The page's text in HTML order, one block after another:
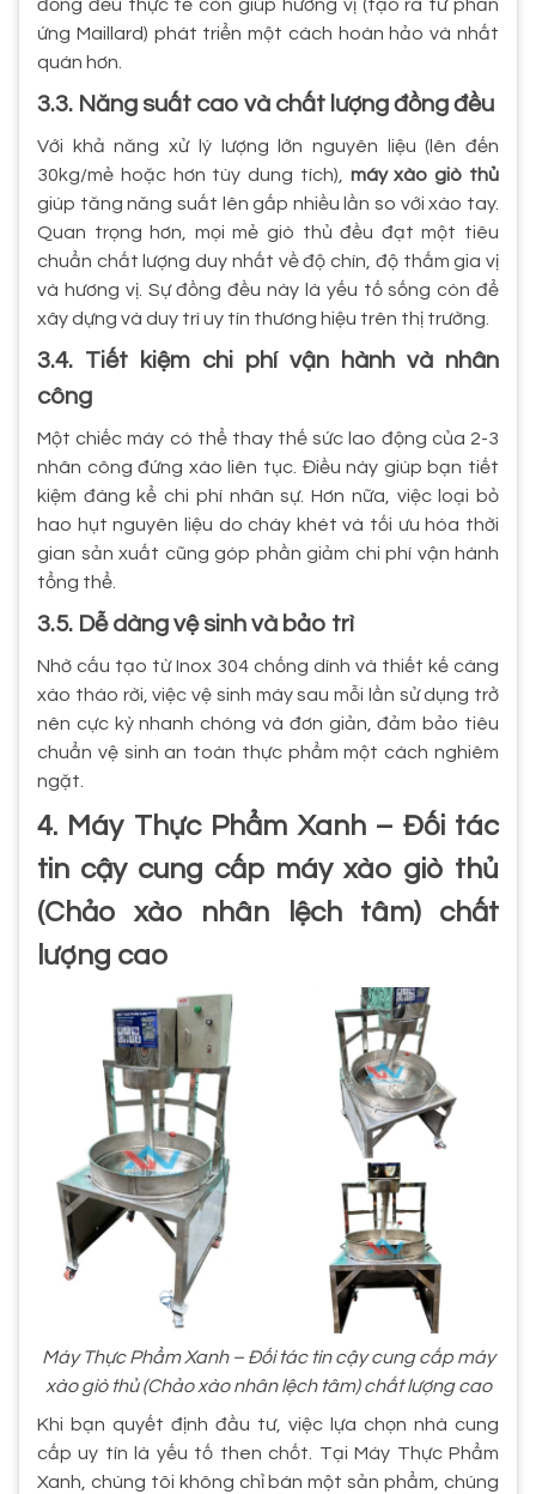
đồng đều thực tế còn giúp hương vị (tạo ra từ phản
ứng Maillard) phát triển một cách hoàn hảo và nhất
quán hơn.
3.3. Năng suất cao và chất lượng đồng đều
Với khả năng xử lý lượng lớn nguyên liệu (lên đến
30kg/mẻ hoặc hơn tùy dung tích), máy xào giò thủ
giúp tăng năng suất lên gấp nhiều lần so với xào tay.
Quan trọng hơn, mọi mẻ giò thủ đều đạt một tiêu
chuẩn chất lượng duy nhất về độ chín, độ thấm gia vị
và hương vị. Sự đồng đều này là yếu tố sống còn để
xây dựng và duy trì uy tín thương hiệu trên thị trường.
3.4. Tiết kiệm chi phí vận hành và nhân
công
Một chiếc máy có thể thay thế sức lao động của 2-3
nhân công đứng xào liên tục. Điều này giúp bạn tiết
kiệm đáng kể chi phí nhân sự. Hơn nữa, việc loại bỏ
hao hụt nguyên liệu do cháy khét và tối ưu hóa thời
gian sản xuất cũng góp phần giảm chi phí vận hành
tổng thể.
3.5. Dễ dàng vệ sinh và bảo trì
Nhờ cấu tạo từ Inox 304 chống dính và thiết kế càng
xào tháo rời, việc vệ sinh máy sau mỗi lần sử dụng trở
nên cực kỳ nhanh chóng và đơn giản, đảm bảo tiêu
chuẩn vệ sinh an toàn thực phẩm một cách nghiêm
ngặt.
4. Máy Thực Phẩm Xanh – Đối tác
tin cậy cung cấp máy xào giò thủ
(Chảo xào nhân lệch tâm) chất
lượng cao
Máy Thực Phẩm Xanh – Đối tác tin cậy cung cấp máy
xào giò thủ (Chảo xào nhân lệch tâm) chất lượng cao
Khi bạn quyết định đầu tư, việc lựa chọn nhà cung
cấp uy tín là yếu tố then chốt. Tại Máy Thực Phẩm
Xanh, chúng tôi không chỉ bán một sản phẩm, chúng